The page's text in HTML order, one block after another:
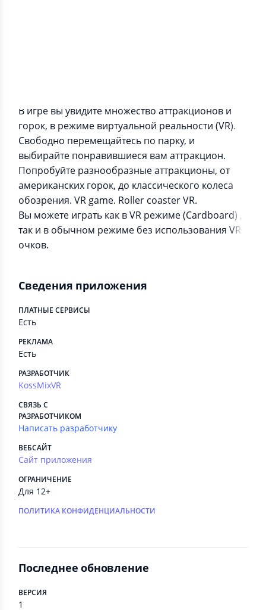
В игре вы увидите множество аттракционов и
горок, в режиме виртуальной реальности (VR).
Свободно перемещайтесь по парку, и
выбирайте понравившиеся вам аттракцион.
Попробуйте разнообразные аттракционы, от
американских горок, до классического колеса
обозрения. VR game. Roller coaster VR.
Вы можете играть как в VR режиме (Cardboard) ,
так и в обычном режиме без использования VR
очков.
Сведения приложения
ПЛАТНЫЕ СЕРВИСЫ
Есть
РЕКЛАМА
Есть
РАЗРАБОТЧИК
KossMixVR
СВЯЗЬ С
РАЗРАБОТЧИКОМ
Написать разработчику
ВЕБСАЙТ
Сайт приложения
ОГРАНИЧЕНИЕ
Для 12+
ПОЛИТИКА КОНФИДЕНЦИАЛЬНОСТИ
Последнее обновление
ВЕРСИЯ
1